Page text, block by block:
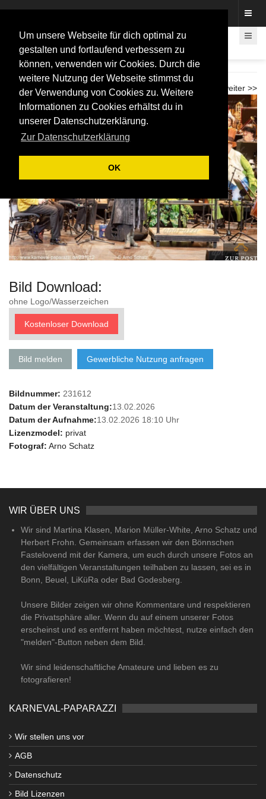
Um unsere Webseite für dich optimal zu
gestalten und fortlaufend verbessern zu
können, verwenden wir Cookies. Durch die
weitere Nutzung der Webseite stimmst du
der Verwendung von Cookies zu. Weitere
Informationen zu Cookies erhältst du in
unserer Datenschutzerklärung.
Zur Datenschutzerklärung
OK
Karnevalkonzert Beethovenhalle 2026
weiter >>
<< zurück
Bild Download:
ohne Logo/Wasserzeichen
Kostenloser Download
Bild melden Gewerbliche Nutzung anfragen
Bildnummer: 231612
Datum der Veranstaltung:13.02.2026
Datum der Aufnahme:13.02.2026 18:10 Uhr
Lizenzmodel: privat
Fotograf: Arno Schatz
WIR ÜBER UNS
Wir sind Martina Klasen, Marion Müller-White, Arno Schatz und
Herbert Frohn. Gemeinsam erfassen wir den Bönnschen
Fastelovend mit der Kamera, um euch durch unsere Fotos an
den vielfältigen Veranstaltungen teilhaben zu lassen, sei es in
Bonn, Beuel, LiKüRa oder Bad Godesberg.
Unsere Bilder zeigen wir ohne Kommentare und respektieren
die Privatsphäre aller. Wenn du auf einem unserer Fotos
erscheinst und es entfernt haben möchtest, nutze einfach den
"melden"-Button neben dem Bild.
Wir sind leidenschaftliche Amateure und lieben es zu
fotografieren!
KARNEVAL-PAPARAZZI
Wir stellen uns vor
AGB
Datenschutz
Bild Lizenzen